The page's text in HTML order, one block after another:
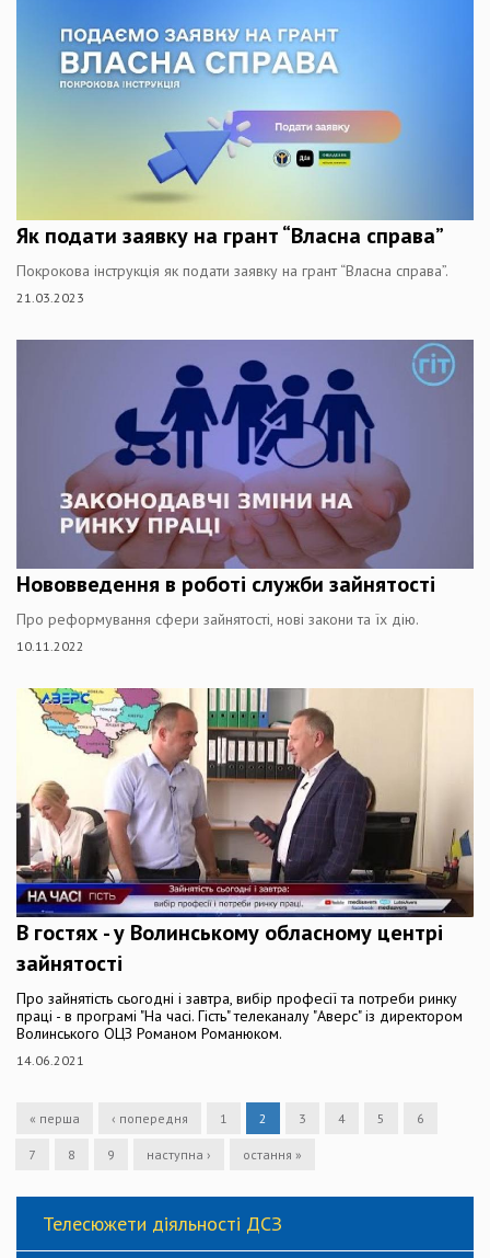
Як подати заявку на грант “Власна справа”
Покрокова інструкція як подати заявку на грант “Власна справа”.
21.03.2023
Нововведення в роботі служби зайнятості
Про реформування сфери зайнятості, нові закони та їх дію.
10.11.2022
В гостях - у Волинському обласному центрі
зайнятості
Про зайнятість сьогодні і завтра, вибір професії та потреби ринку
праці - в програмі "На часі. Гість" телеканалу "Аверс" із директором
Волинського ОЦЗ Романом Романюком.
14.06.2021
« перша ‹ попередня 1 2 3 4 5 6
7 8 9 наступна › остання »
Телесюжети діяльності ДСЗ